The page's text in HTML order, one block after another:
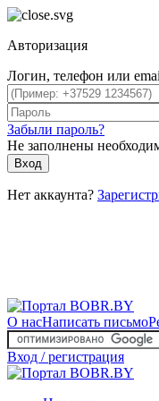
Авторизация
Логин, телефон или
Забыли пароль?
Не заполнены
Вход
Нет аккаунта?
О насНаписать письмо
Вход / регистрация